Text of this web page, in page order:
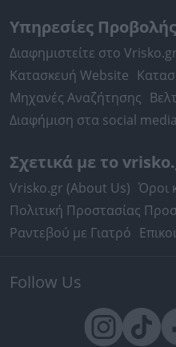
Υπηρεσίες Προβολής
Διαφημιστείτε στο Vrisko.gr
Κατασκευή Website
Μηχανές Αναζήτησης
Διαφήμιση στα social media
Σχετικά με το
Vrisko.gr (About Us) Όροι
Πολιτική Προστασίας
Ραντεβού με Γιατρό
Follow Us